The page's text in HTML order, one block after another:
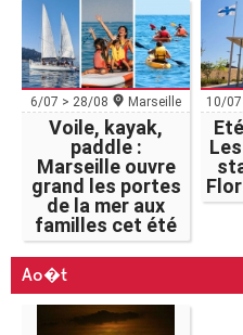
6/07 > 28/08 Marseille
Voile, kayak,
paddle :
Marseille ouvre
grand les portes
de la mer aux
familles cet été
10/
Ao�t